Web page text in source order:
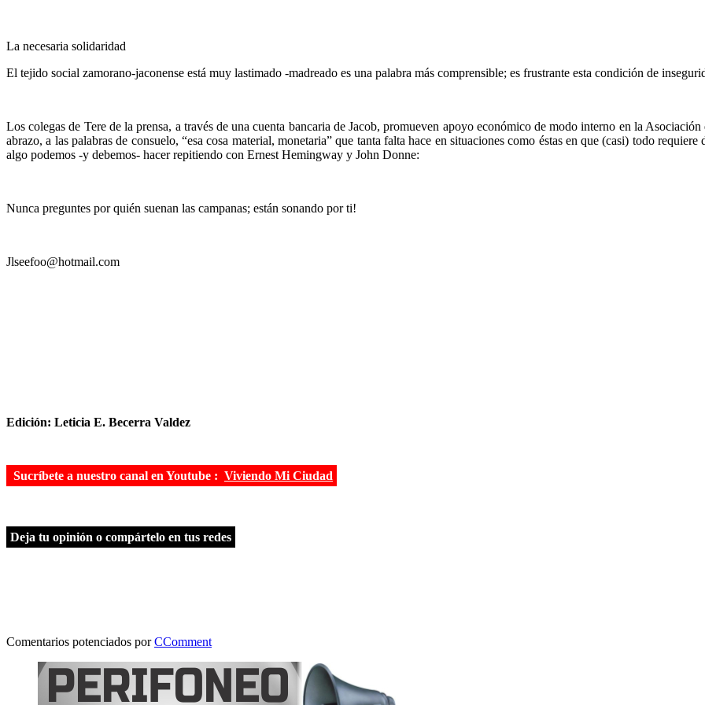
La necesaria solidaridad
El tejido social zamorano-jaconense está muy lastimado -madreado es una palabra más comprensible; es frustrante esta condición de
Los colegas de Tere de la prensa, a través de una cuenta bancaria de Jacob, promueven apoyo económico de modo interno en la
abrazo, a las palabras de consuelo, “esa cosa material, monetaria” que tanta falta hace en situaciones como éstas en que (casi) todo
algo podemos -y debemos- hacer repitiendo con Ernest Hemingway y John Donne:
Nunca preguntes por quién suenan las campanas; están sonando por ti!
Jlseefoo@hotmail.com
Edición: Leticia E. Becerra Valdez
Sucríbete a nuestro canal en Youtube : Viviendo Mi Ciudad
Deja tu opinión o compártelo en tus redes
Comentarios potenciados porCComment